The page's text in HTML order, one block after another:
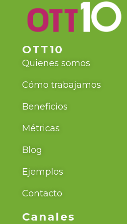
OTT10
Quienes somos
Cómo trabajamos
Beneficios
Métricas
Blog
Ejemplos
Contacto
Canales